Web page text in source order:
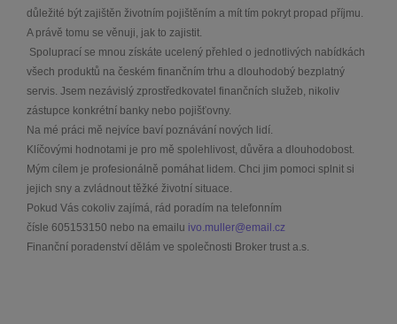
důležité být zajištěn životním pojištěním a mít tím pokryt propad příjmu.
A právě tomu se věnuji, jak to zajistit.
Spoluprací se mnou získáte ucelený přehled o jednotlivých nabídkách
všech produktů na českém finančním trhu a dlouhodobý bezplatný
servis. Jsem nezávislý zprostředkovatel finančních služeb, nikoliv
zástupce konkrétní banky nebo pojišťovny.
Na mé práci mě nejvíce baví poznávání nových lidí.
Klíčovými hodnotami je pro mě spolehlivost, důvěra a dlouhodobost.
Mým cílem je profesionálně pomáhat lidem. Chci jim pomoci splnit si
jejich sny a zvládnout těžké životní situace.
Pokud Vás cokoliv zajímá, rád poradím na telefonním
čísle 605153150 nebo na emailu ivo.muller@email.cz
Finanční poradenství dělám ve společnosti Broker trust a.s.